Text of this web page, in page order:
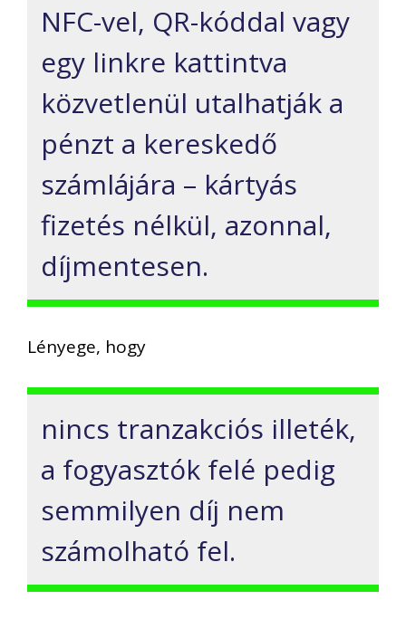
NFC-vel, QR-kóddal vagy
egy linkre kattintva
közvetlenül utalhatják a
pénzt a kereskedő
számlájára – kártyás
fizetés nélkül, azonnal,
díjmentesen.
Lényege, hogy
nincs tranzakciós illeték,
a fogyasztók felé pedig
semmilyen díj nem
számolható fel.